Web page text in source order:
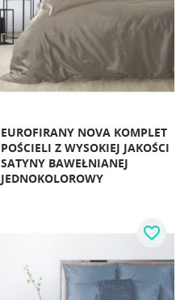
EUROFIRANY NOVA KOMPLET
POŚCIELI Z WYSOKIEJ JAKOŚCI
SATYNY BAWEŁNIANEJ
JEDNOKOLOROWY
favorite_border